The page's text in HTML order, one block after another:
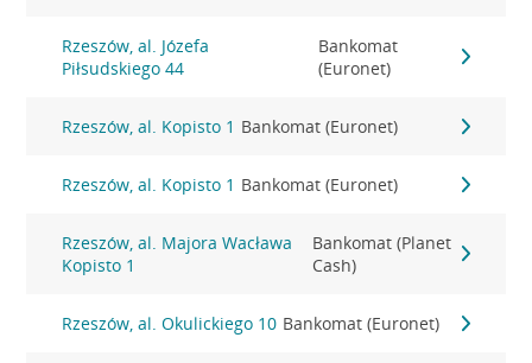
Rzeszów, al. Józefa
Piłsudskiego 44
Bankomat
(Euronet)
Rzeszów, al. Kopisto 1 Bankomat (Euronet)
Rzeszów, al. Kopisto 1 Bankomat (Euronet)
Rzeszów, al. Majora Wacława
Kopisto 1
Bankomat (Planet
Cash)
Rzeszów, al. Okulickiego 10 Bankomat (Euronet)